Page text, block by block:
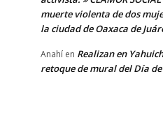
muerte violenta de dos
la ciudad de Oaxaca de
Anahí en Realizan en
retoque de mural del Día